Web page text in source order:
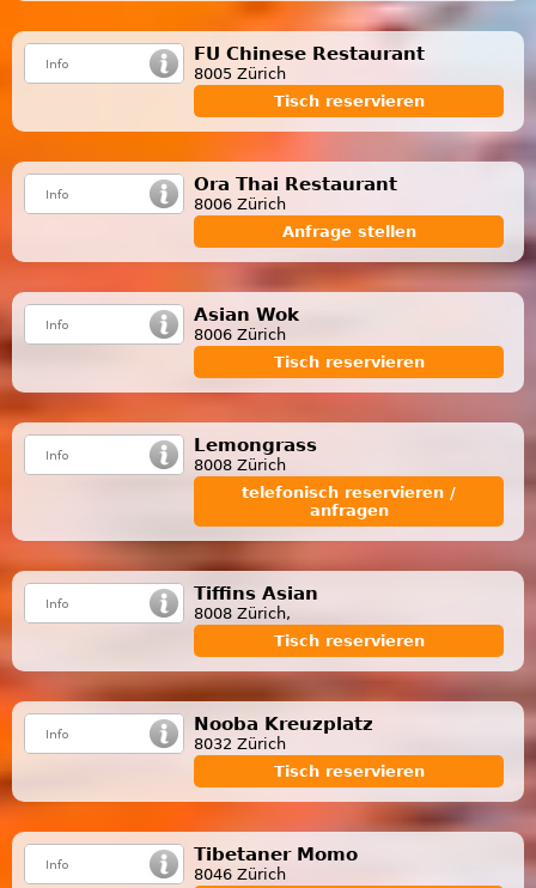
FU Chinese Restaurant
8005 Zürich
Tisch reservieren
Ora Thai Restaurant
8006 Zürich
Anfrage stellen
Asian Wok
8006 Zürich
Tisch reservieren
Lemongrass
8008 Zürich
telefonisch reservieren /
anfragen
Tiffins Asian
8008 Zürich,
Tisch reservieren
Nooba Kreuzplatz
8032 Zürich
Tisch reservieren
Tibetaner Momo
8046 Zürich